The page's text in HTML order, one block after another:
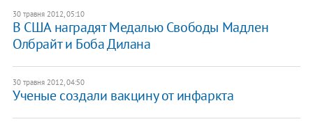
30 травня 2012, 05:10
В США наградят Медалью Свободы Мадлен
Олбрайт и Боба Дилана
30 травня 2012, 04:50
Ученые создали вакцину от инфаркта